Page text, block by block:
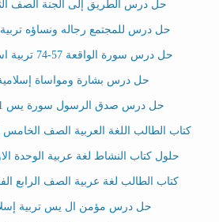
حل درس الطريق إلى الجنة الصف
حل درس للمجتمع رجاله ونساؤه
حل درس سورة الواقعة 57-74 تربية اسلامية الصف التاسع
حل درس بشارة ومواساة
حل درس صدق الرسول سورة يس 1-12 إسلامية ثامن
كتاب الطالب اللغة العربية الصف الخامس الفصل
حلول كتاب النشاط لغة عربية الوحدة
كتاب الطالب لغة عربية الصف الرابع الفصل
حل درس مؤمن ال يس تربية